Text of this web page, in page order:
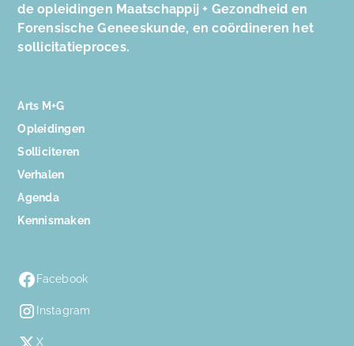
de opleidingen Maatschappij + Gezondheid en
Forensische Geneeskunde, en coördineren het
sollicitatieproces.
Arts M+G
Opleidingen
Solliciteren
Verhalen
Agenda
Kennismaken
Facebook
Instagram
X